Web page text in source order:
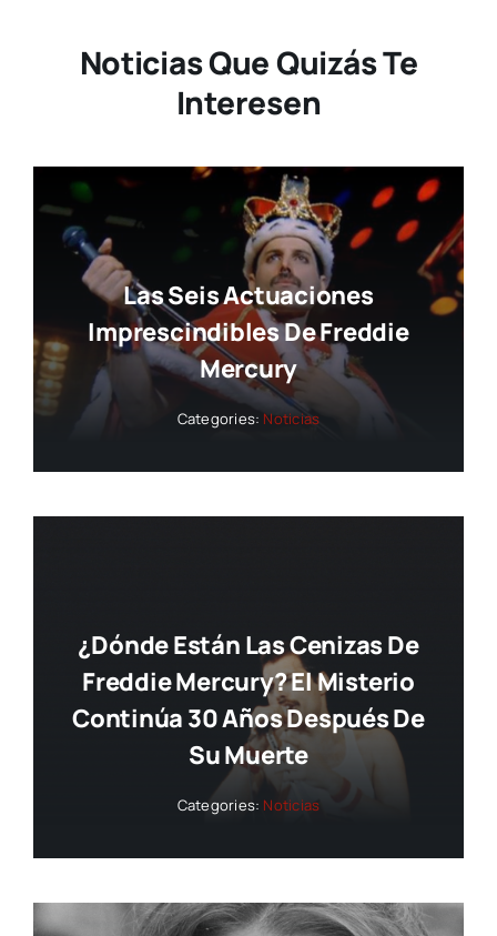
Noticias Que Quizás Te
Interesen
Las Seis Actuaciones
Imprescindibles De Freddie
Mercury
Categories: Noticias
¿Dónde Están Las Cenizas De
Freddie Mercury? El Misterio
Continúa 30 Años Después De
Su Muerte
Categories: Noticias